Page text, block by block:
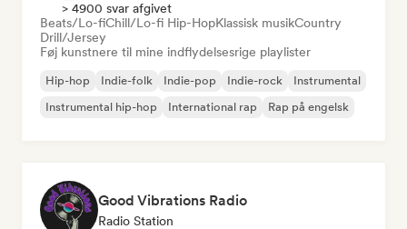
> 4900 svar afgivet
Beats/Lo-fiChill/Lo-fi Hip-HopKlassisk musikCountry
Drill/Jersey
Føj kunstnere til mine indflydelsesrige playlister
Hip-hop Indie-folk Indie-pop Indie-rock
Instrumental
Instrumental hip-hop
International rap Rap på engelsk
Good Vibrations Radio
Radio Station